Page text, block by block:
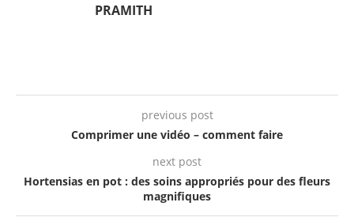
PRAMITH
previous post
Comprimer une vidéo – comment faire
next post
Hortensias en pot : des soins appropriés pour des fleurs
magnifiques